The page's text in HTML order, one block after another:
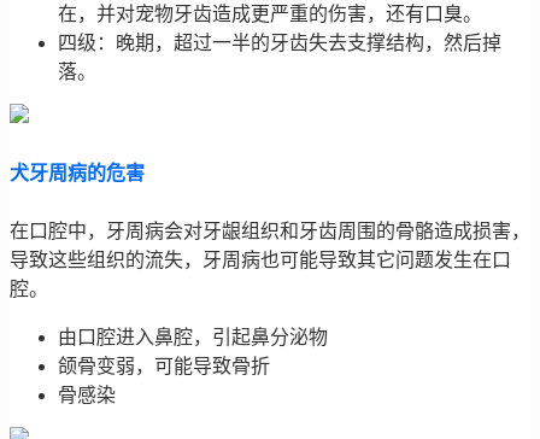
在，并对宠物牙齿造成更严重的伤害，还有口臭。
四级：晚期，超过一半的牙齿失去支撑结构，然后掉
落。
犬牙周病的危害
在口腔中，牙周病会对牙龈组织和牙齿周围的骨骼造成损害，
导致这些组织的流失，牙周病也可能导致其它问题发生在口
腔。
由口腔进入鼻腔，引起鼻分泌物
颌骨变弱，可能导致骨折
骨感染